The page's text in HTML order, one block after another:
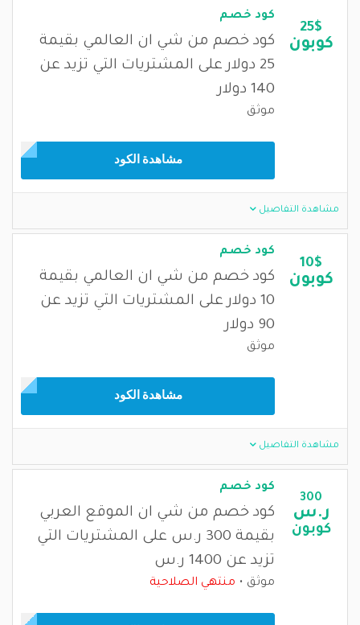
25$
كوبون
كود خصم
كود خصم من شي ان العالمي بقيمة
25 دولار على المشتريات التي تزيد عن
140 دولار
موثق
مشاهدة الكود
مشاهدة التفاصيل
10$
كوبون
كود خصم
كود خصم من شي ان العالمي بقيمة
10 دولار على المشتريات التي تزيد عن
90 دولار
موثق
مشاهدة الكود
مشاهدة التفاصيل
300
ر.س
كوبون
كود خصم
كود خصم من شي ان الموقع العربي
بقيمة 300 ر.س على المشتريات التي
تزيد عن 1400 ر.س
موثق منتهي الصلاحية